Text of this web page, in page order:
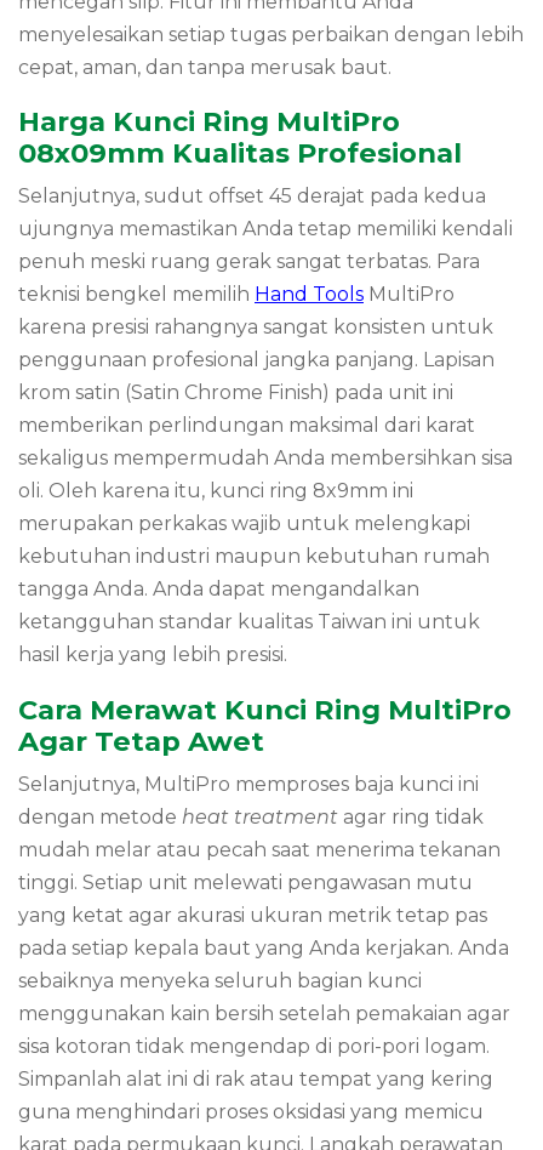
menyelesaikan setiap tugas perbaikan dengan lebih
cepat, aman, dan tanpa merusak baut.
Harga Kunci Ring MultiPro
08x09mm Kualitas Profesional
Selanjutnya, sudut offset 45 derajat pada kedua
ujungnya memastikan Anda tetap memiliki kendali
penuh meski ruang gerak sangat terbatas. Para
teknisi bengkel memilih Hand Tools MultiPro
karena presisi rahangnya sangat konsisten untuk
penggunaan profesional jangka panjang. Lapisan
krom satin (Satin Chrome Finish) pada unit ini
memberikan perlindungan maksimal dari karat
sekaligus mempermudah Anda membersihkan sisa
oli. Oleh karena itu, kunci ring 8x9mm ini
merupakan perkakas wajib untuk melengkapi
kebutuhan industri maupun kebutuhan rumah
tangga Anda. Anda dapat mengandalkan
ketangguhan standar kualitas Taiwan ini untuk
hasil kerja yang lebih presisi.
Cara Merawat Kunci Ring MultiPro
Agar Tetap Awet
Selanjutnya, MultiPro memproses baja kunci ini
dengan metode heat treatment agar ring tidak
mudah melar atau pecah saat menerima tekanan
tinggi. Setiap unit melewati pengawasan mutu
yang ketat agar akurasi ukuran metrik tetap pas
pada setiap kepala baut yang Anda kerjakan. Anda
sebaiknya menyeka seluruh bagian kunci
menggunakan kain bersih setelah pemakaian agar
sisa kotoran tidak mengendap di pori-pori logam.
Simpanlah alat ini di rak atau tempat yang kering
guna menghindari proses oksidasi yang memicu
karat pada permukaan kunci. Langkah perawatan